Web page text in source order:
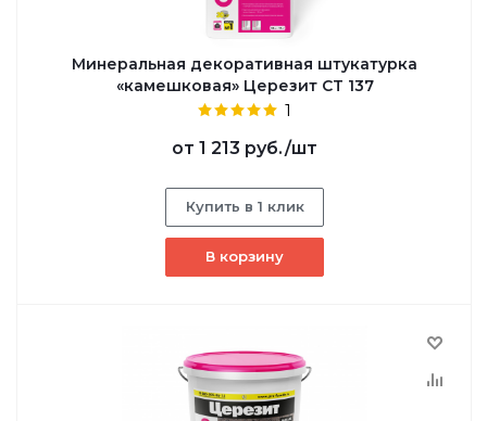
Минеральная декоративная штукатурка
«камешковая» Церезит CT 137
1
от 1 213 руб./шт
Купить в 1 клик
В корзину